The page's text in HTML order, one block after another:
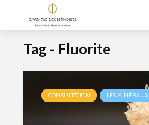
Tag - Fluorite
CONSULTATION LES MINÉRAUX